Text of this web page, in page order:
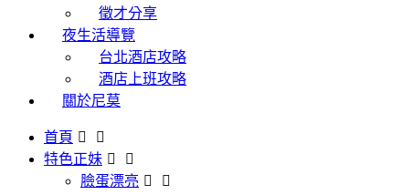
徵才分享
夜生活導覽
台北酒店攻略
酒店上班攻略
關於尼莫
首頁
特色正妹
臉蛋漂亮